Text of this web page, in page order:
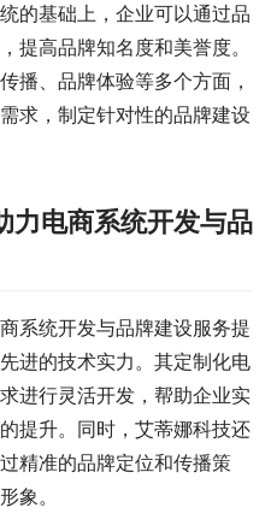
的基础上，企业可以通过品
提高品牌知名度和美誉度。
播、品牌体验等多个方面，
求，制定针对性的品牌建设
力电商系统开发与品
系统开发与品牌建设服务提
进的技术实力。其定制化电
进行灵活开发，帮助企业实
提升。同时，艾蒂娜科技还
精准的品牌定位和传播策
象。